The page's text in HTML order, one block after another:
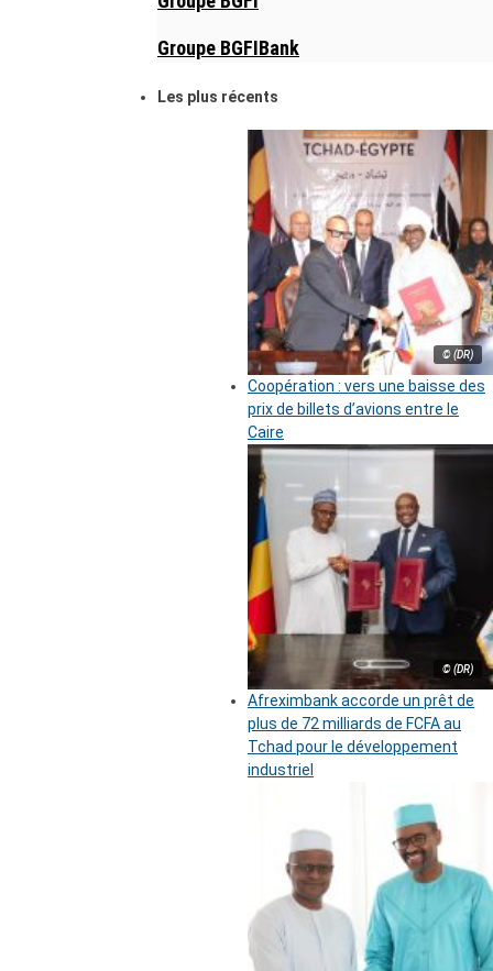
Groupe BGFIBank
Les plus récents
© (DR)
Coopération : vers une baisse des
prix de billets d’avions entre le
Caire
© (DR)
Afreximbank accorde un prêt de
plus de 72 milliards de FCFA au
Tchad pour le développement
industriel